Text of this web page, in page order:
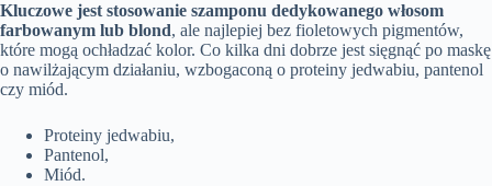
Kluczowe jest stosowanie szamponu dedykowanego włosom
farbowanym lub blond, ale najlepiej bez fioletowych pigmentów,
które mogą ochładzać kolor. Co kilka dni dobrze jest sięgnąć po maskę
o nawilżającym działaniu, wzbogaconą o proteiny jedwabiu, pantenol
czy miód.
Proteiny jedwabiu,
Pantenol,
Miód.